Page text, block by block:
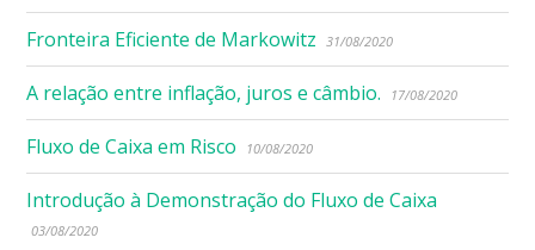
Fronteira Eficiente de Markowitz 31/08/2020
A relação entre inflação, juros e câmbio. 17/08/2020
Fluxo de Caixa em Risco 10/08/2020
Introdução à Demonstração do Fluxo de Caixa
03/08/2020